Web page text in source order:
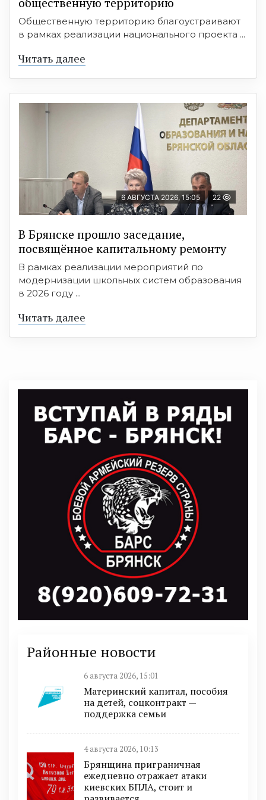
Общественную территорию благоустраивают
в рамках реализации национального проекта ...
Читать далее
6 АВГУСТА 2026, 15:05 22
В Брянске прошло заседание,
посвящённое капитальному ремонту
В рамках реализации мероприятий по
модернизации школьных систем образования
в 2026 году ...
Читать далее
Районные новости
6 августа 2026, 15:01
Материнский капитал, пособия
на детей, соцконтракт —
поддержка семьи
4 августа 2026, 10:13
Брянщина приграничная
ежедневно отражает атаки
киевских БПЛА, стоит и